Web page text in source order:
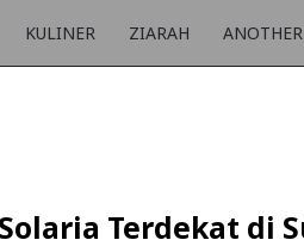
KULINER ZIARAH
Terdekat di